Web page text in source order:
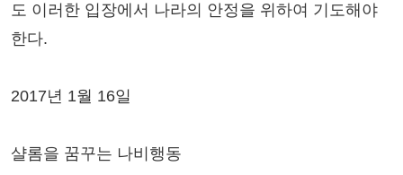
도 이러한 입장에서 나라의 안정을 위하여 기도해야
한다.
2017년 1월 16일
샬롬을 꿈꾸는 나비행동